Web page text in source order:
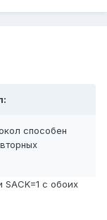
способен
с обоих